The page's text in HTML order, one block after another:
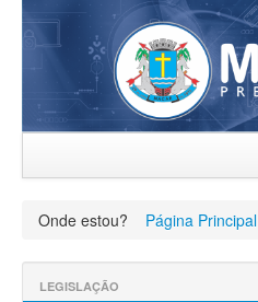
Planos Municipais
Finanças
Onde estou? Página Principal
LEGISLAÇÃO